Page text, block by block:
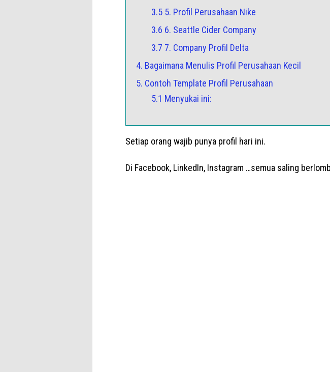
3.5 5. Profil Perusahaan Nike
3.6 6. Seattle Cider Company
3.7 7. Company Profil Delta
4. Bagaimana Menulis Profil Perusahaan Kecil
5. Contoh Template Profil Perusahaan
5.1 Menyukai ini:
Setiap orang wajib punya profil hari ini.
Di Facebook, LinkedIn, Instagram …semua saling